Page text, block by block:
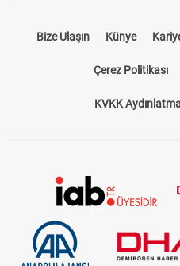
Bize Ulaşın Künye
Çerez Politikası
KVKK